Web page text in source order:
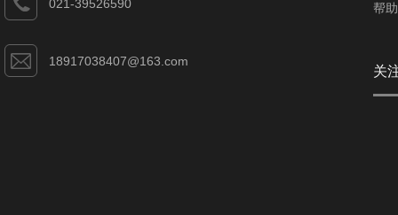
021-39526590
18917038407@163.com
帮
关